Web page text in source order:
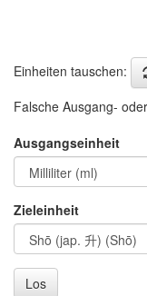
Einheiten tauschen:
Falsche Ausgang-
Ausgangseinheit
Zieleinheit
Los